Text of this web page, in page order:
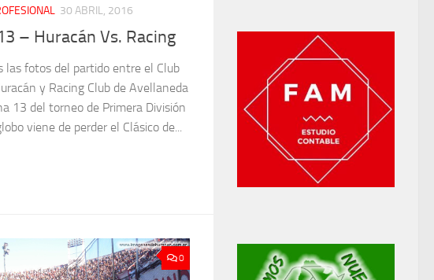
30 ABRIL, 2016
– Huracán Vs. Racing
las fotos del partido entre el Club
y Racing Club de Avellaneda
13 del torneo de Primera División
viene de perder el Clásico de...
0